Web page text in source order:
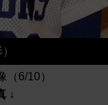
6/10）
↓